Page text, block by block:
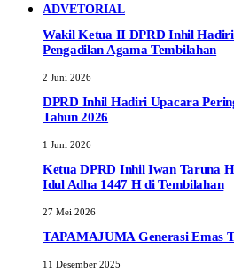
ADVETORIAL
Wakil Ketua II DPRD Inhil
Pengadilan Agama Tembilahan
2 Juni 2026
DPRD Inhil Hadiri Upacara
Tahun 2026
1 Juni 2026
Ketua DPRD Inhil Iwan Taruna
Idul Adha 1447 H di Tembilahan
27 Mei 2026
TAPAMAJUMA Generasi Emas
11 Desember 2025